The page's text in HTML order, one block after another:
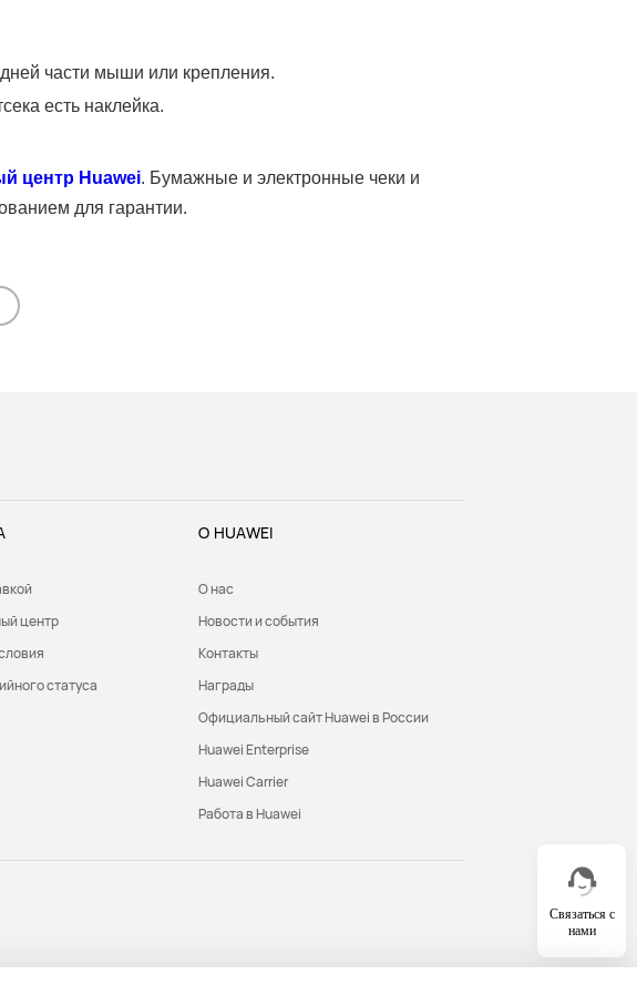
части мыши или крепления.
есть наклейка.
центр Huawei. Бумажные и электронные чеки и
для гарантии.
Связаться с
нами
центр
статуса
О HUAWEI
О нас
Новости и события
Контакты
Награды
Официальный сайт Huawei в России
Huawei Enterprise
Huawei Carrier
Работа в Huawei